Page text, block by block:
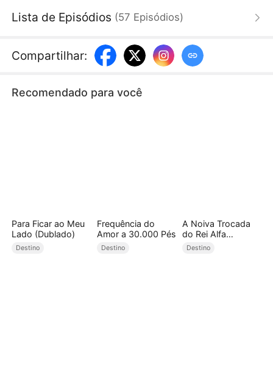
proteger seus segredos um ao outro.
Lista de Episódios (57 Episódios)
Compartilhar:
Recomendado para você
Para Ficar ao Meu
Lado (Dublado)
Destino
Frequência do
Amor a 30.000 Pés
Destino
A Noiva Trocada
do Rei Alfa
(Dublado)
Destino